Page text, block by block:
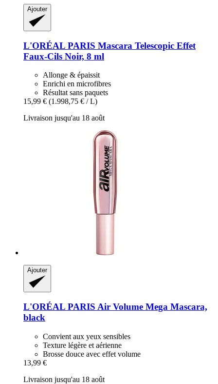
Ajouter
L'ORÉAL PARIS Mascara Telescopic Effet
Faux-​Cils Noir, 8 ml
Allonge & épaissit
Enrichi en microfibres
Résultat sans paquets
15,99 € (1.998,75 € / L)
Livraison jusqu'au 18 août
Ajouter
L'ORÉAL PARIS Air Volume Mega Mascara,
black
Convient aux yeux sensibles
Texture légère et aérienne
Brosse douce avec effet volume
13,99 €
Livraison jusqu'au 18 août